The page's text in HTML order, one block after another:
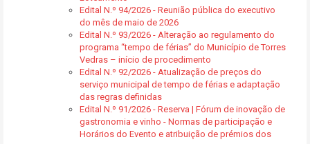
Edital N.º 94/2026 - Reunião pública do executivo
do mês de maio de 2026
Edital N.º 93/2026 - Alteração ao regulamento do
programa “tempo de férias” do Município de Torres
Vedras – início de procedimento
Edital N.º 92/2026 - Atualização de preços do
serviço municipal de tempo de férias e adaptação
das regras definidas
Edital N.º 91/2026 - Reserva | Fórum de inovação de
gastronomia e vinho - Normas de participação e
Horários do Evento e atribuição de prémios dos